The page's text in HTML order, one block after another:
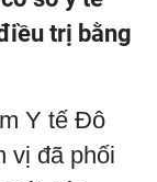
trị bằng
Y tế Đô
vị đã phối